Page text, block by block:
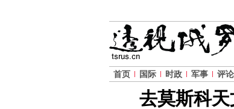
首页 国际 时政 军事 评论
去莫斯科